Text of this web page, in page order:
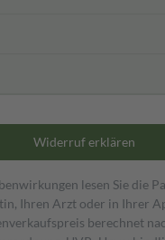
Widerruf erklären
lesen Sie die
Ihren Arzt oder in Ihrer
berechnet